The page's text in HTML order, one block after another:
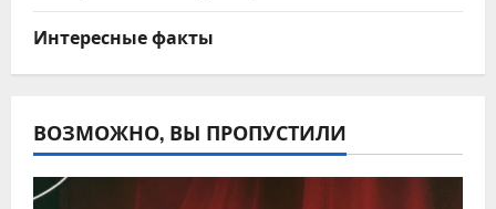
Интересные факты
ВОЗМОЖНО, ВЫ ПРОПУСТИЛИ